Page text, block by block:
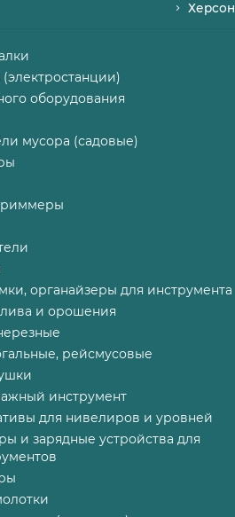
Херсон
оборудования
мусора (садовые)
органайзеры для инструмента
и орошения
рейсмусовые
инструмент
для нивелиров и уровней
и зарядные устройства для